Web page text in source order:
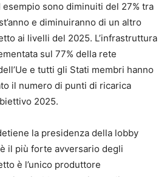
sono diminuiti del 27% tra
e diminuiranno di un altro
ai livelli del 2025. L’infrastruttura
sul 77% della rete
e tutti gli Stati membri hanno
il numero di punti di ricarica
2025.
la presidenza della lobby
il più forte avversario degli
è l’unico produttore